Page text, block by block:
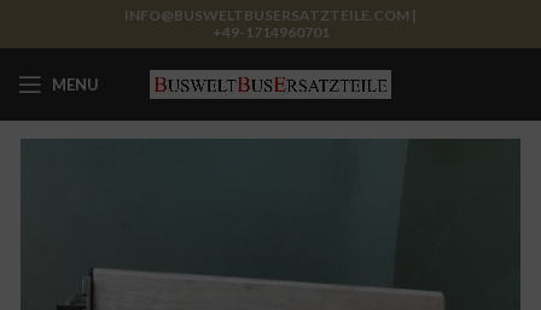
INFO@BUSWELTBUSERSATZTEILE.COM |
+49-1714960701
MENU